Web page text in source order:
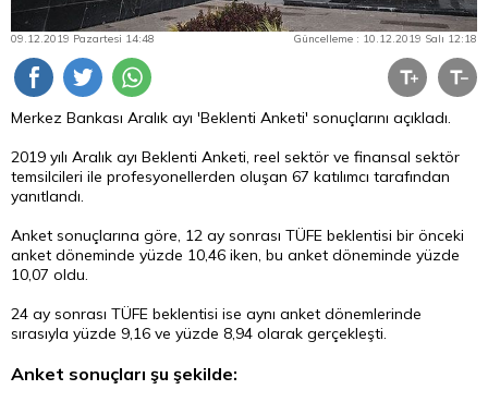
09.12.2019 Pazartesi 14:48 Güncelleme : 10.12.2019 Salı 12:18
Merkez Bankası Aralık ayı 'Beklenti Anketi' sonuçlarını açıkladı.
2019 yılı Aralık ayı Beklenti Anketi, reel sektör ve finansal sektör
temsilcileri ile profesyonellerden oluşan 67 katılımcı tarafından
yanıtlandı.
Anket sonuçlarına göre, 12 ay sonrası TÜFE beklentisi bir önceki
anket döneminde yüzde 10,46 iken, bu anket döneminde yüzde
10,07 oldu.
24 ay sonrası TÜFE beklentisi ise aynı anket dönemlerinde
sırasıyla yüzde 9,16 ve yüzde 8,94 olarak gerçekleşti.
Anket sonuçları şu şekilde: